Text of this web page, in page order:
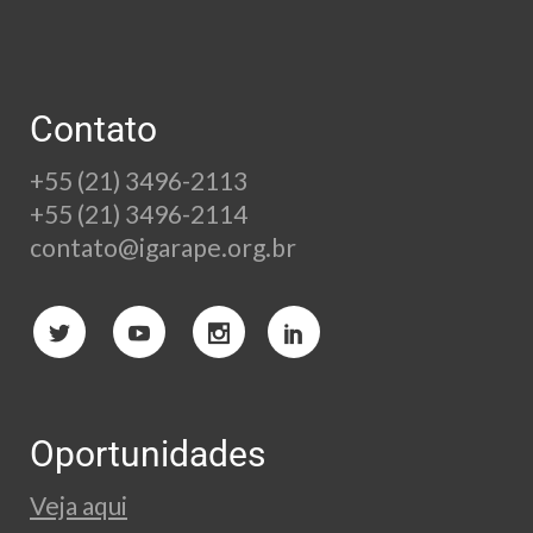
Contato
+55 (21) 3496-2113
+55 (21) 3496-2114
contato@igarape.org.br
Oportunidades
Veja aqui